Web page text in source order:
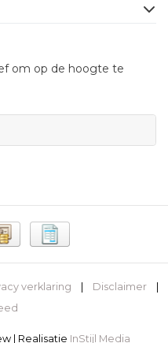
om op de hoogte te
verklaring Disclaimer
| Realisatie InStijl Media